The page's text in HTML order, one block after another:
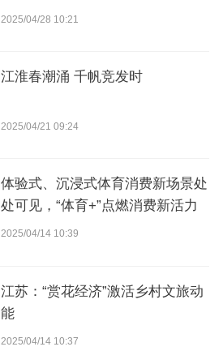
2025/04/28 10:21
江淮春潮涌 千帆竞发时
2025/04/21 09:24
体验式、沉浸式体育消费新场景处
处可见，“体育+”点燃消费新活力
2025/04/14 10:39
江苏：“赏花经济”激活乡村文旅动
能
2025/04/14 10:37